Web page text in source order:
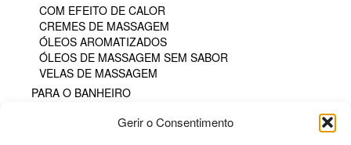
Gerir o Consentimento
COM EFEITO DE CALOR
CREMES DE MASSAGEM
ÓLEOS AROMATIZADOS
ÓLEOS DE MASSAGEM SEM SABOR
VELAS DE MASSAGEM
PARA O BANHEIRO